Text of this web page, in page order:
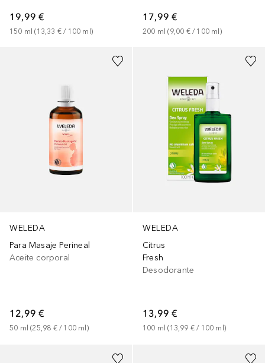
19,99 €
150 ml (13,33 € / 100 ml)
17,99 €
200 ml (9,00 € / 100 ml )
WELEDA
Para Masaje Perineal
Aceite corporal
12,99 €
50 ml (25,98 € / 100 ml )
WELEDA
Citrus
Fresh
Desodorante
13,99 €
100 ml (13,99 € / 100 ml )